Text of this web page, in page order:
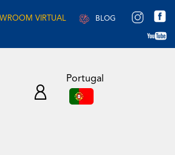
VIRTUAL BLOG
Portugal